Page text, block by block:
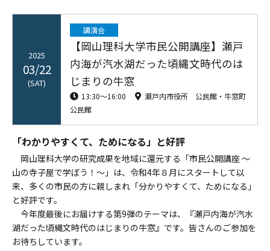
2025
03/22
(SAT)
講演会
【岡山理科大学市民公開講座】瀬戸
内海が汽水湖だった頃縄文時代のは
じまりの牛窓
13:30〜16:00
瀬戸内市役所 公民館・牛窓町
公民館
「わかりやすくて、ためになる」と好評
岡山理科大学の研究成果を地域に還元する「市民公開講座 ～
山の寺子屋で学ぼう！～」は、令和4年８月にスタートして以
来、多くの市民の方に親しまれ「分かりやすくて、ためになる」
と好評です。
今年度最後にお届けする第9弾のテーマは、『瀬戸内海が汽水
湖だった頃縄文時代のはじまりの牛窓』です。皆さんのご参加を
お待ちしています。